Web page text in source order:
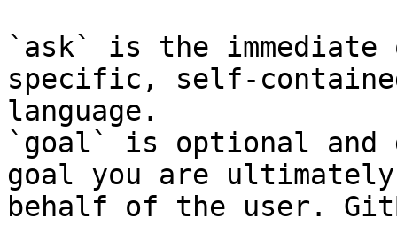
`ask` is the
specific, self-
language.
`goal` is optional and
goal you are
behalf of the user.